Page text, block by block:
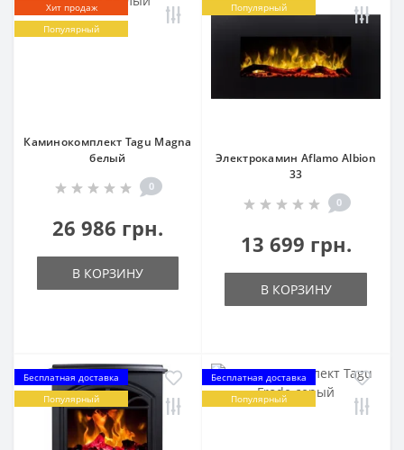
Хит продаж
Популярный
Каминокомплект Tagu Magna
белый
0
26 986 грн.
В КОРЗИНУ
Популярный
Электрокамин Aflamo Albion
33
0
13 699 грн.
В КОРЗИНУ
Бесплатная доставка
Популярный
Бесплатная доставка
Популярный